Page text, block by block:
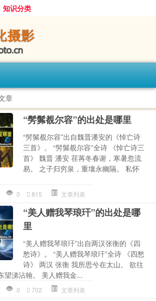
知识分类
章
“髣髴覩尔容”的出处是哪里
“髣髴覩尔容”出自魏晋潘安的《悼亡诗
三首》。 “髣髴覩尔容”全诗 《悼亡诗三
首》 魏晋 潘安 荏苒冬春谢，寒暑忽流
易。 之子归穷泉，重壤永幽隔。 私怀
0 815 文章列表
“美人赠我琴琅玕”的出处是哪
里
“美人赠我琴琅玕”出自两汉张衡的《四
愁诗》。 “美人赠我琴琅玕”全诗 《四愁
诗》 两汉 张衡 我所思兮在太山。 欲往
望涕沾翰。 美人赠我金...
0 702 文章列表